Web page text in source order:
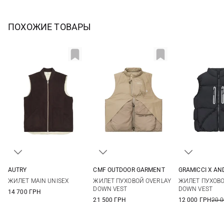
ПОХОЖИЕ ТОВАРЫ
AUTRY
ЖИЛЕТ MAIN UNISEX
14 700 ГРН
CMF OUTDOOR GARMENT
ЖИЛЕТ ПУХОВОЙ OVERLAY
DOWN VEST
21 500 ГРН
GRAMICCI X
ЖИЛЕТ
DOWN VEST
12 000 ГРН20